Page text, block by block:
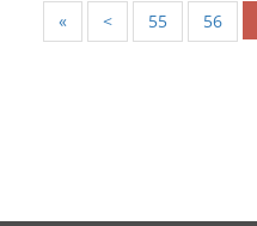
« < 55 56